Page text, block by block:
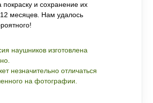
покраску и сохранение их
месяцев. Нам удалось
наушников изготовлена
незначительно отличаться
на фотографии.